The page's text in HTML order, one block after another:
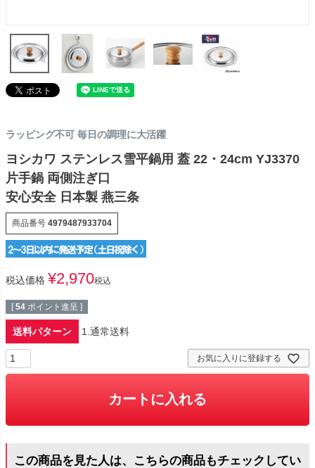
ラッピング不可 毎日の調理に大活躍
ヨシカワ ステンレス雪平鍋用 蓋 22・24cm YJ3370
片手鍋 両側注ぎ口
安心安全 日本製 燕三条
商品番号 4979487933704
税込価格 ¥2,970税込
[ 54 ポイント進呈 ]
送料パターン 1.通常送料
お気に入りに登録する
カートに入れる
この商品を見た人は、こちらの商品もチェックしてい